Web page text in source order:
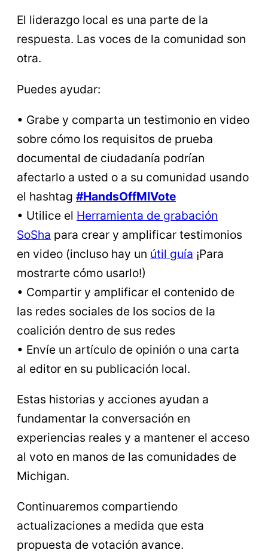
El liderazgo local es una parte de la
respuesta. Las voces de la comunidad son
otra.
Puedes ayudar:
• Grabe y comparta un testimonio en video
sobre cómo los requisitos de prueba
documental de ciudadanía podrían
afectarlo a usted o a su comunidad usando
el hashtag #HandsOffMIVote
• Utilice el Herramienta de grabación
SoSha para crear y amplificar testimonios
en video (incluso hay un útil guía ¡Para
mostrarte cómo usarlo!)
• Compartir y amplificar el contenido de
las redes sociales de los socios de la
coalición dentro de sus redes
• Envíe un artículo de opinión o una carta
al editor en su publicación local.
Estas historias y acciones ayudan a
fundamentar la conversación en
experiencias reales y a mantener el acceso
al voto en manos de las comunidades de
Michigan.
Continuaremos compartiendo
actualizaciones a medida que esta
propuesta de votación avance.